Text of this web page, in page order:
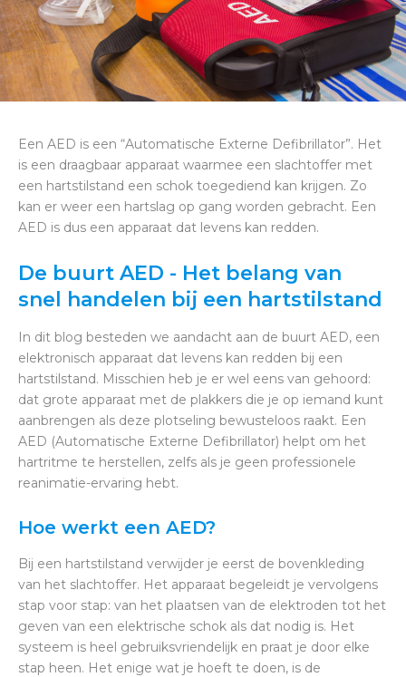
Een AED is een “Automatische Externe Defibrillator”. Het
is een draagbaar apparaat waarmee een slachtoffer met
een hartstilstand een schok toegediend kan krijgen. Zo
kan er weer een hartslag op gang worden gebracht. Een
AED is dus een apparaat dat levens kan redden.
De buurt AED - Het belang van
snel handelen bij een hartstilstand
In dit blog besteden we aandacht aan de buurt AED, een
elektronisch apparaat dat levens kan redden bij een
hartstilstand. Misschien heb je er wel eens van gehoord:
dat grote apparaat met de plakkers die je op iemand kunt
aanbrengen als deze plotseling bewusteloos raakt. Een
AED (Automatische Externe Defibrillator) helpt om het
hartritme te herstellen, zelfs als je geen professionele
reanimatie-ervaring hebt.
Hoe werkt een AED?
Bij een hartstilstand verwijder je eerst de bovenkleding
van het slachtoffer. Het apparaat begeleidt je vervolgens
stap voor stap: van het plaatsen van de elektroden tot het
geven van een elektrische schok als dat nodig is. Het
systeem is heel gebruiksvriendelijk en praat je door elke
stap heen. Het enige wat je hoeft te doen, is de